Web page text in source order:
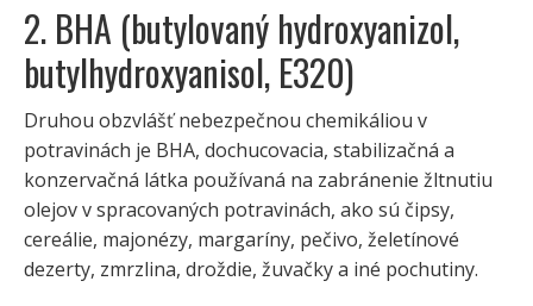
2. BHA (butylovaný hydroxyanizol,
butylhydroxyanisol, E320)
Druhou obzvlášť nebezpečnou chemikáliou v
potravinách je BHA, dochucovacia, stabilizačná a
konzervačná látka používaná na zabránenie žltnutiu
olejov v spracovaných potravinách, ako sú čipsy,
cereálie, majonézy, margaríny, pečivo, želetínové
dezerty, zmrzlina, droždie, žuvačky a iné pochutiny.